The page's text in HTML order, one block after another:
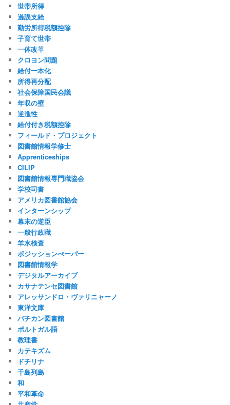
世帯所得
過誤支給
勤労所得税額控除
子育て世帯
一体改革
クロヨン問題
給付一本化
所得再分配
社会保障国民会議
年収の壁
逆進性
給付付き税額控除
フィールド・プロジェクト
図書館情報学修士
Apprenticeships
CILIP
図書館情報専門職協会
学校司書
アメリカ図書館協会
インターンシップ
幕末の逆臣
一般行政職
羊水検査
ポジッションぺーパー
図書館情報学
デジタルアーカイブ
カサナテンセ図書館
アレッサンドロ・ヴァリニャーノ
東洋文庫
バチカン図書館
ポルトガル語
教理書
カテキズム
ドチリナ
千島列島
和
平和革命